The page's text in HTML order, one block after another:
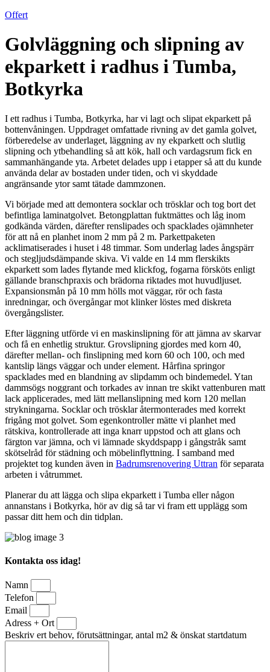
Offert
Golvläggning och slipning av
ekparkett i radhus i Tumba,
Botkyrka
I ett radhus i Tumba, Botkyrka, har vi lagt och slipat ekparkett på
bottenvåningen. Uppdraget omfattade rivning av det gamla golvet,
förberedelse av underlaget, läggning av ny ekparkett och slutlig
slipning och ytbehandling så att kök, hall och vardagsrum fick en
sammanhängande yta. Arbetet delades upp i etapper så att du kunde
använda delar av bostaden under tiden, och vi skyddade
angränsande ytor samt tätade dammzonen.
Vi började med att demontera socklar och trösklar och tog bort det
befintliga laminatgolvet. Betongplattan fuktmättes och låg inom
godkända värden, därefter renslipades och spacklades ojämnheter
för att nå en planhet inom 2 mm på 2 m. Parkettpaketen
acklimatiserades i huset i 48 timmar. Som underlag lades ångspärr
och stegljudsdämpande skiva. Vi valde en 14 mm flerskikts
ekparkett som lades flytande med klickfog, fogarna försköts enligt
gällande branschpraxis och brädorna riktades mot huvudljuset.
Expansionsmån på 10 mm hölls mot väggar, rör och fasta
inredningar, och övergångar mot klinker löstes med diskreta
övergångslister.
Efter läggning utförde vi en maskinslipning för att jämna av skarvar
och få en enhetlig struktur. Grovslipning gjordes med korn 40,
därefter mellan- och finslipning med korn 60 och 100, och med
kantslip längs väggar och under element. Hårfina springor
spacklades med en blandning av slipdamm och bindemedel. Ytan
dammsögs noggrant och torkades av innan tre skikt vattenburen matt
lack applicerades, med lätt mellanslipning med korn 120 mellan
strykningarna. Socklar och trösklar återmonterades med korrekt
frigång mot golvet. Som egenkontroller mätte vi planhet med
rätskiva, kontrollerade att inga knarr uppstod och att glans och
färgton var jämna, och vi lämnade skyddspapp i gångstråk samt
skötselråd för städning och möbelinflyttning. I samband med
projektet tog kunden även in Badrumsrenovering Uttran för separata
arbeten i våtrummet.
Planerar du att lägga och slipa ekparkett i Tumba eller någon
annanstans i Botkyrka, hör av dig så tar vi fram ett upplägg som
passar ditt hem och din tidplan.
Kontakta oss idag!
Namn
Telefon
Email
Adress + Ort
Beskriv ert behov, förutsättningar, antal m2 & önskat startdatum